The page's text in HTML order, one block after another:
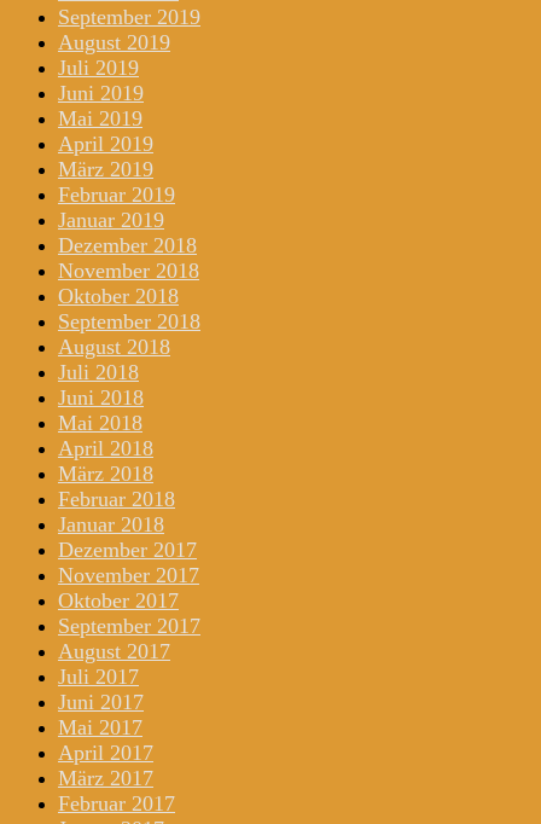
September 2019
August 2019
Juli 2019
Juni 2019
Mai 2019
April 2019
März 2019
Februar 2019
Januar 2019
Dezember 2018
November 2018
Oktober 2018
September 2018
August 2018
Juli 2018
Juni 2018
Mai 2018
April 2018
März 2018
Februar 2018
Januar 2018
Dezember 2017
November 2017
Oktober 2017
September 2017
August 2017
Juli 2017
Juni 2017
Mai 2017
April 2017
März 2017
Februar 2017